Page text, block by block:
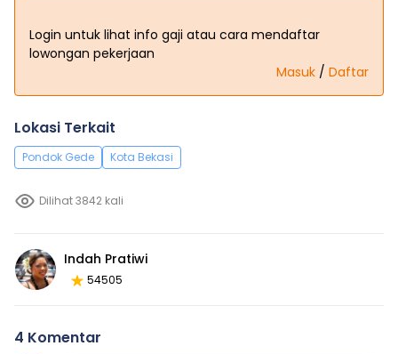
Login untuk lihat info gaji atau cara mendaftar
lowongan pekerjaan
Masuk / Daftar
Lokasi Terkait
Pondok Gede Kota Bekasi
Dilihat 3842 kali
Indah Pratiwi
54505
4 Komentar